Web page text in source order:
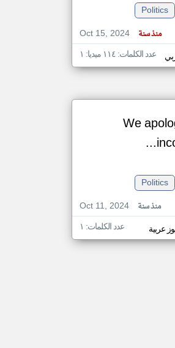
Politics
Oct 15, 2024
منذ سنة
عدد الكلمات: ١١٤ ميديا: ١
We
Politics
Oct 11, 2024
منذ سنة
عربية عدد الكلمات: ١